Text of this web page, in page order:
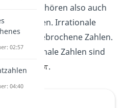
und 5,14) gehören also auch
Zahlen. Irrationale
auch gebrochene Zahlen.
für irrationale Zahlen sind
, e und .
02:57
04:40